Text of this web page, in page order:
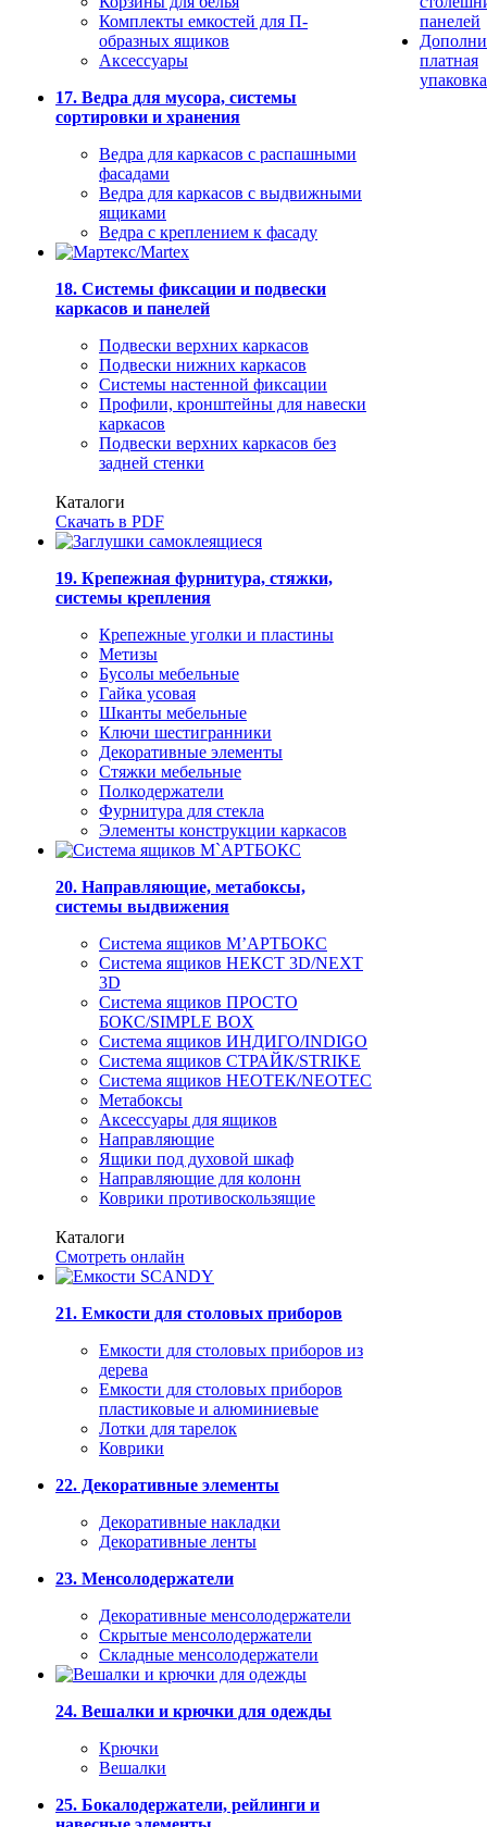
Комплекты емкостей для П-
образных ящиков
Аксессуары
17. Ведра для мусора, системы
сортировки и хранения
Ведра для каркасов с распашными
фасадами
Ведра для каркасов с выдвижными
ящиками
Ведра с креплением к фасаду
18. Системы фиксации и подвески
каркасов и панелей
Подвески верхних каркасов
Подвески нижних каркасов
Системы настенной фиксации
Профили, кронштейны для навески
каркасов
Подвески верхних каркасов без
задней стенки
Каталоги
Скачать в PDF
19. Крепежная фурнитура, стяжки,
системы крепления
Крепежные уголки и пластины
Метизы
Бусолы мебельные
Гайка усовая
Шканты мебельные
Ключи шестигранники
Декоративные элементы
Стяжки мебельные
Полкодержатели
Фурнитура для стекла
Элементы конструкции каркасов
20. Направляющие, метабоксы,
системы выдвижения
Система ящиков М’АРТБОКС
Система ящиков НЕКСТ 3D/NEXT
3D
Система ящиков ПРОСТО
БОКС/SIMPLE BOX
Система ящиков ИНДИГО/INDIGO
Система ящиков СТРАЙК/STRIKE
Система ящиков НЕОТЕК/NEOTEC
Метабоксы
Аксессуары для ящиков
Направляющие
Ящики под духовой шкаф
Направляющие для колонн
Коврики противоскользящие
Каталоги
Смотреть онлайн
21. Емкости для столовых приборов
Емкости для столовых приборов из
дерева
Емкости для столовых приборов
пластиковые и алюминиевые
Лотки для тарелок
Коврики
22. Декоративные элементы
Декоративные накладки
Декоративные ленты
23. Менсолодержатели
Декоративные менсолодержатели
Скрытые менсолодержатели
Складные менсолодержатели
24. Вешалки и крючки для одежды
Крючки
Вешалки
25. Бокалодержатели, рейлинги и
панелей
платная
упаковка